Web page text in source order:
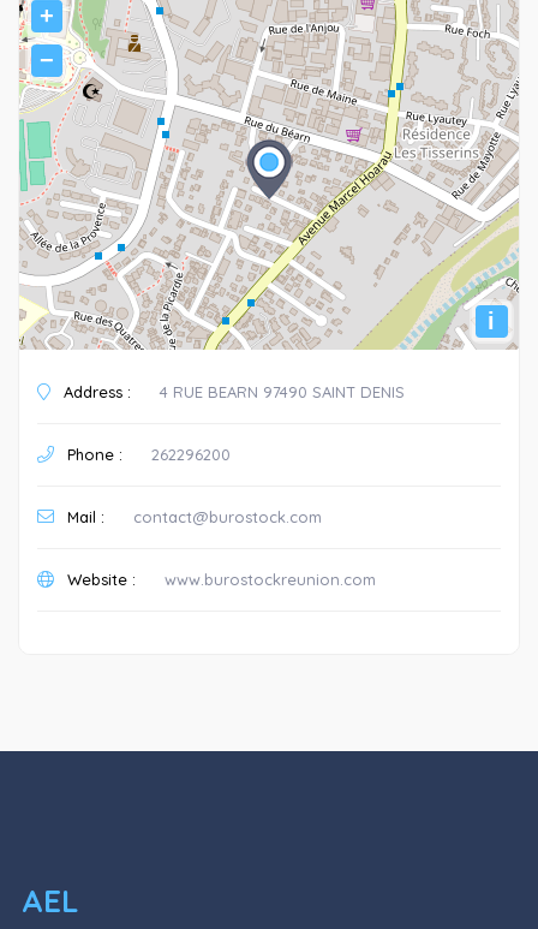
+
−
i
Address : 4 RUE BEARN 97490 SAINT DENIS
Phone : 262296200
Mail : contact@burostock.com
Website : www.burostockreunion.com
AEL